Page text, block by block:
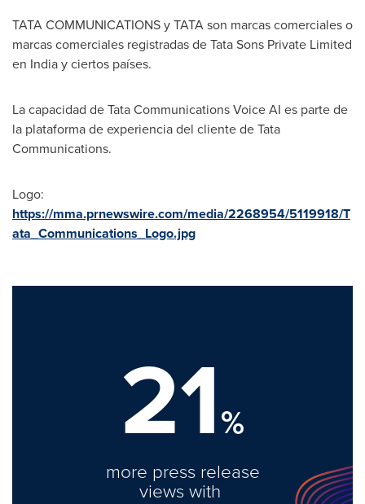
TATA COMMUNICATIONS y TATA son marcas comerciales o
marcas comerciales registradas de Tata Sons Private Limited
en India y ciertos países.
La capacidad de Tata Communications Voice AI es parte de
la plataforma de experiencia del cliente de Tata
Communications.
Logo:
https://mma.prnewswire.com/media/2268954/5119918/T
ata_Communications_Logo.jpg
21%
more press release
views with